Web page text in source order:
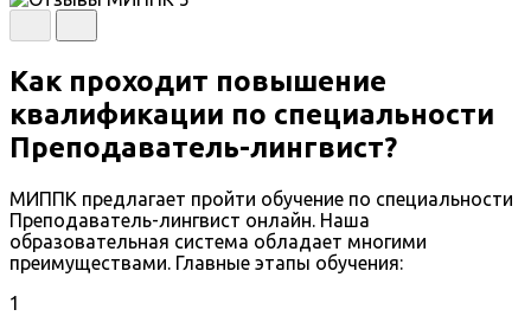
Как проходит повышение
квалификации по специальности
Преподаватель-лингвист?
МИППК предлагает пройти обучение по специальности
Преподаватель-лингвист онлайн. Наша
образовательная система обладает многими
преимуществами. Главные этапы обучения:
1